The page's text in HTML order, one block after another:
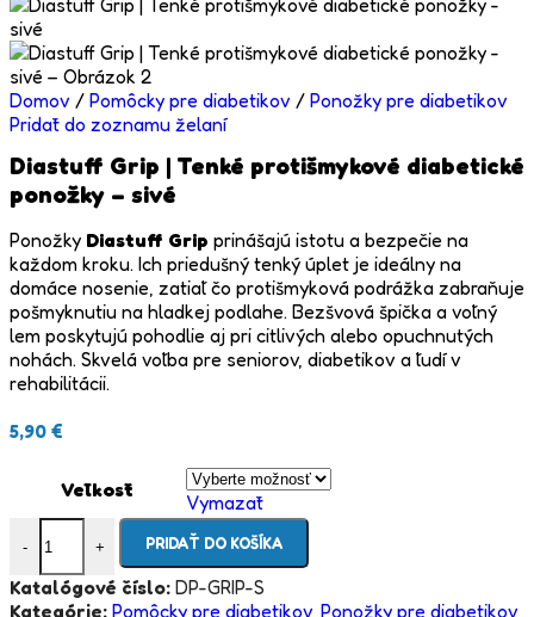
Domov / Pomôcky pre diabetikov / Ponožky pre diabetikov
Pridať do zoznamu želaní
Diastuff Grip | Tenké protišmykové diabetické
ponožky – sivé
Ponožky Diastuff Grip prinášajú istotu a bezpečie na
každom kroku. Ich priedušný tenký úplet je ideálny na
domáce nosenie, zatiaľ čo protišmyková podrážka zabraňuje
pošmyknutiu na hladkej podlahe. Bezšvová špička a voľný
lem poskytujú pohodlie aj pri citlivých alebo opuchnutých
nohách. Skvelá voľba pre seniorov, diabetikov a ľudí v
rehabilitácii.
5,90 €
Veľkosť
Vymazať
-
množstvo Diastuff Grip | Tenké protišmykové diabetické
+ PRIDAŤ DO KOŠÍKA
Katalógové číslo: DP-GRIP-S
Kategórie: Pomôcky pre diabetikov, Ponožky pre diabetikov